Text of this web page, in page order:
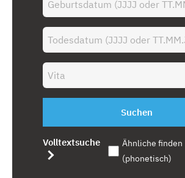
Suchen
Volltextsuche
Ähnliche finden
(phonetisch)